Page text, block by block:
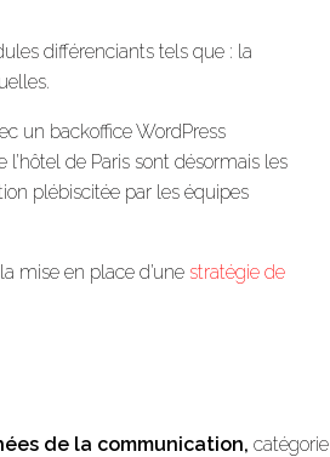
différenciants tels que : la
un backoffice WordPress
de Paris sont désormais les
plébiscitée par les équipes
mise en place d’une stratégie de
de la communication, catégorie